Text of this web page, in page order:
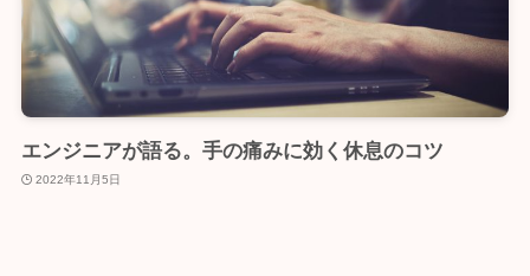
エンジニアが語る。手の痛みに効く休息のコツ
2022年11月5日